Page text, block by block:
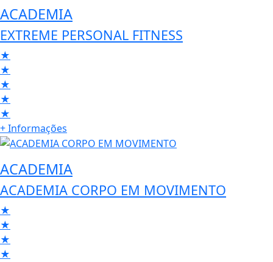
ACADEMIA
EXTREME PERSONAL FITNESS
★
★
★
★
★
+ Informações
ACADEMIA
ACADEMIA CORPO EM MOVIMENTO
★
★
★
★